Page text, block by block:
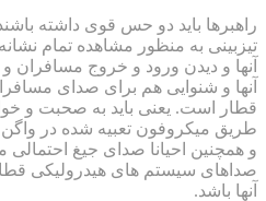
راهبرها باید دو حس قوی داشته
تیزبینی به منظور مشاهده تمام
آنها و دیدن ورود و خروج
آنها و شنوایی هم برای صدای
قطار است. یعنی باید به صحبت و
طریق میکروفون تعبیه شده در واگن
و همچنین احیانا صدای جیغ احتمالی
صداهای سیستم های هیدرولیکی
آنها باشد.